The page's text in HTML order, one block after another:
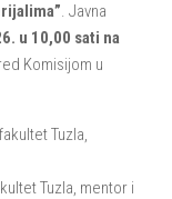
. Javna
u 10,00 sati na
Komisijom u
Tuzla,
Tuzla, mentor i